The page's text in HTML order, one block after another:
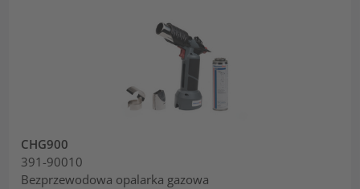
CHG900
391-90010
Bezprzewodowa opalarka gazowa